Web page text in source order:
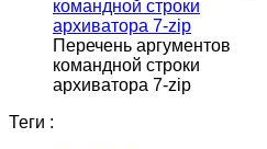
Перечень аргументов
командной строки
архиватора 7-zip
Теги :